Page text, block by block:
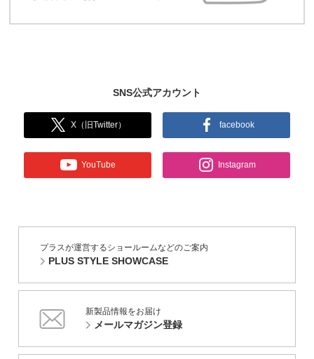
SNS公式アカウント
X（旧Twitter） facebook
YouTube Instagram
プラスが運営するショールームなどのご案内
PLUS STYLE SHOWCASE
新製品情報をお届け
メールマガジン登録